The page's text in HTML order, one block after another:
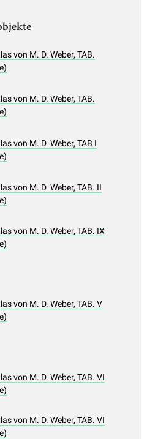
von M. D. Weber, TAB.
von M. D. Weber, TAB.
von M. D. Weber, TAB I
von M. D. Weber, TAB. II
von M. D. Weber, TAB. IX
von M. D. Weber, TAB. V
von M. D. Weber, TAB. VI
von M. D. Weber, TAB. VI